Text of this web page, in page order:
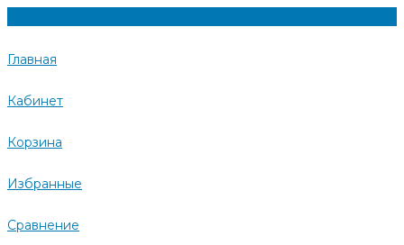
Главная
Кабинет
Корзина
Избранные
Сравнение